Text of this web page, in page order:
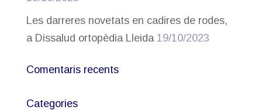
Les darreres novetats en cadires de rodes,
a Dissalud ortopèdia Lleida 19/10/2023
Comentaris recents
Categories